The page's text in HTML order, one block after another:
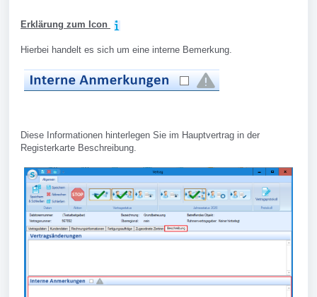
Erklärung zum Icon
Hierbei handelt es sich um eine interne Bemerkung.
Diese Informationen hinterlegen Sie im Hauptvertrag in der
Registerkarte Beschreibung.